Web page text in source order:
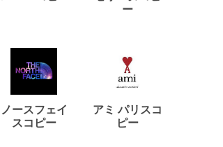
ー
ノースフェイ
スコピー
アミ パリスコ
ピー